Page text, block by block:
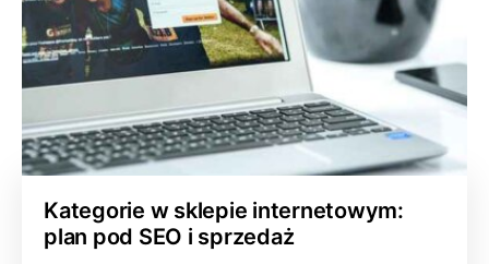
Kategorie w sklepie internetowym:
plan pod SEO i sprzedaż